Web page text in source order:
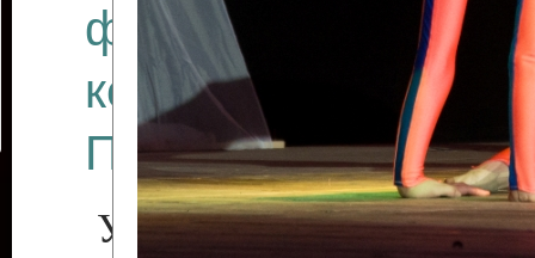
фестиваля
коллективов
Приднестровского
Участники фестиваля: